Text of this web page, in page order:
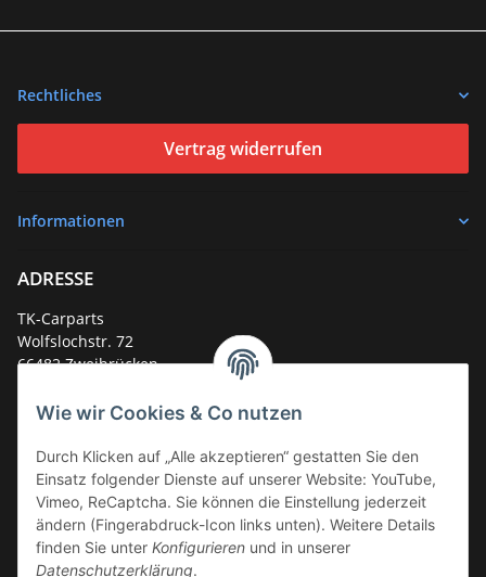
Wie wir Cookies & Co nutzen
Durch Klicken auf „Alle akzeptieren“ gestatten Sie den
Einsatz folgender Dienste auf unserer Website: YouTube,
Vimeo, ReCaptcha. Sie können die Einstellung jederzeit
ändern (Fingerabdruck-Icon links unten). Weitere Details
finden Sie unter Konfigurieren und in unserer
Datenschutzerklärung.
Rechtliches
Vertrag widerrufen
Informationen
ADRESSE
TK-Carparts
Wolfslochstr. 72
66482 Zweibrücken
Service-Hotline +49 (0)6332 - 48 58 48
E-Mail:mail@tk-carparts.de
Montag-Donnerstag von 13 bis 16 Uhr